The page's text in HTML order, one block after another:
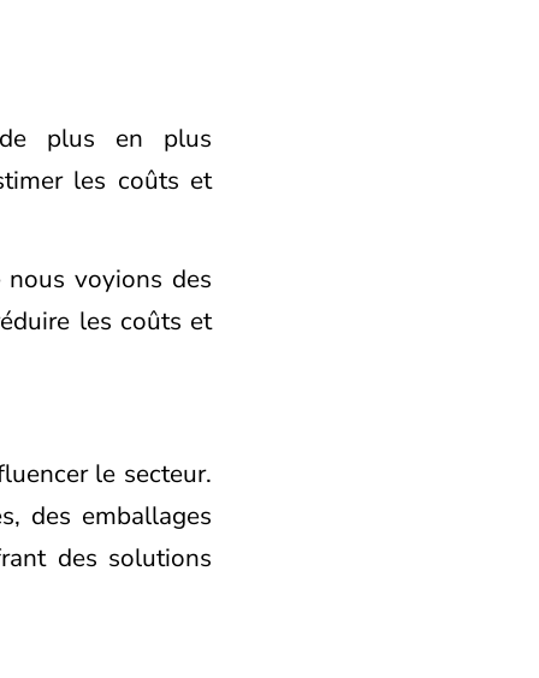
plus en plus
les coûts et
voyions des
les coûts et
le secteur.
des emballages
des solutions